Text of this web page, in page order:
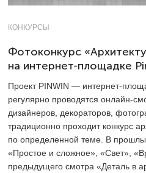
КОНКУРСЫ
Фотоконкурс
на интернет-площадке
Проект PINWIN — интернет-
регулярно проводятся онлайн-
дизайнеров, декораторов,
традиционно проходит конкурс
по определенной теме. В
«Простое и сложное», «Свет»,
предыдущего смотра «Деталь в